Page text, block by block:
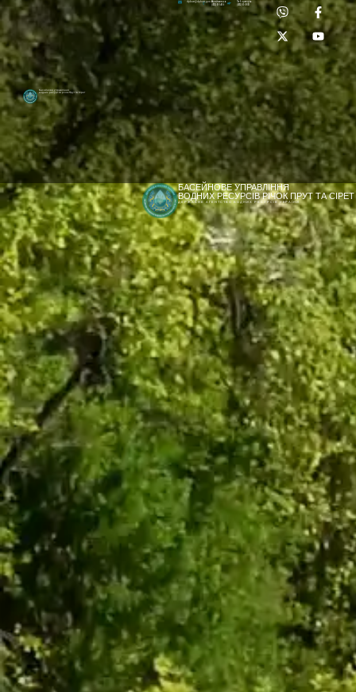
[newyear_garland]
Басейнове управління
водних ресурсів річок Прут та Сірет
Лабораторія:
(0372) 53-92-00
dpbuvr@dpbuvr.gov.uaПриймальня:
(0372) 51-14-56
БАСЕЙНОВЕ УПРАВЛІННЯ
ВОДНИХ РЕСУРСІВ РІЧОК ПРУТ ТА СІРЕТ
ДЕРЖАВНЕ АГЕНТСТВО ВОДНИХ РЕСУРСІВ УКРАЇНИ